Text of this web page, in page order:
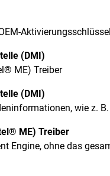
(DMI)
ME) Treiber
(DMI)
wie z.
ME) Treiber
Engine, ohne das